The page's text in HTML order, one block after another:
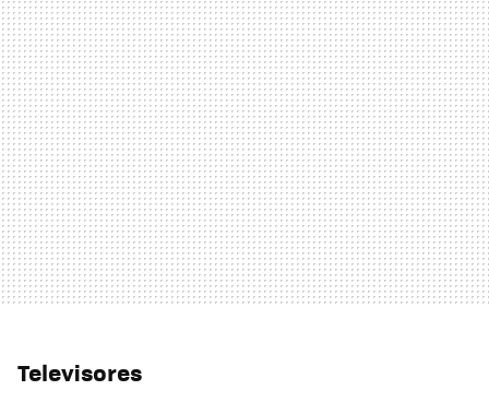
Televisores